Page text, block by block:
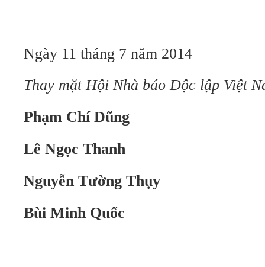
Ngày 11 tháng 7 năm 2014
Thay mặt Hội Nhà báo Độc lập Việt
Phạm Chí Dũng
Lê Ngọc Thanh
Nguyễn Tường Thụy
Bùi Minh Quốc